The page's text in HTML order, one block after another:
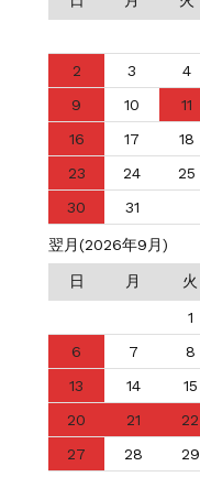
2
3 4
9
10 11
16
17 18
23
24 25
30
31
翌月(2026年9月)
日 月 火
1
6
7 8
13
14 15
20
21 22
27
28 29